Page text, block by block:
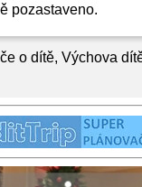
o dítě, Výchova
pozastaveno.